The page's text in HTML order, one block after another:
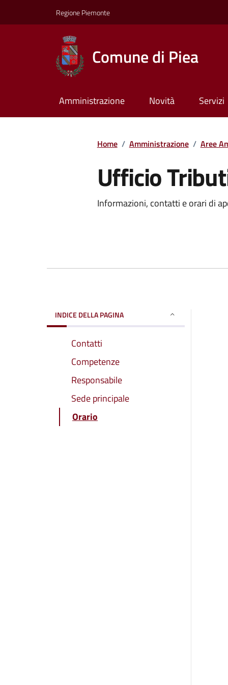
Regione Piemonte
Comune di Piea
Amministrazione Novità Servizi
Home / Amministrazione / Aree
Ufficio
Informazioni, contatti e orari di
INDICE DELLA PAGINA
Contatti
Competenze
Responsabile
Sede principale
Orario